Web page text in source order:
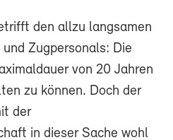
den allzu langsamen
Zugpersonals: Die
von 20 Jahren
zu können. Doch der
der
in dieser Sache wohl